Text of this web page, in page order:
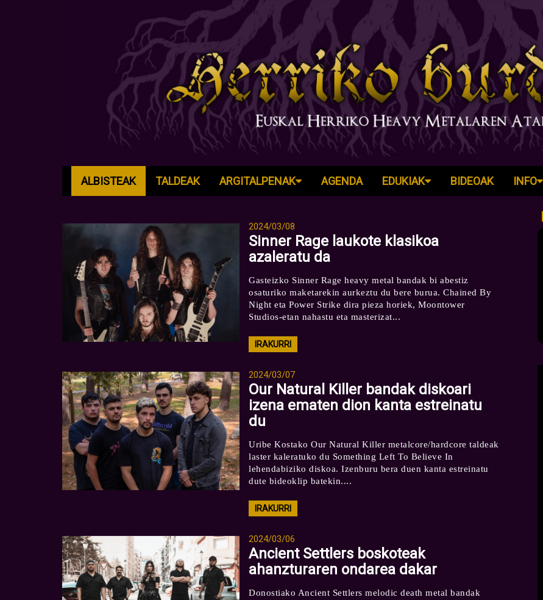
ALBISTEAK TALDEAK ARGITALPENAK AGENDA EDUKIAK BIDEOAK INFO
2024/03/08
Sinner Rage laukote klasikoa
azaleratu da
Gasteizko Sinner Rage heavy metal bandak bi abestiz
osaturiko maketarekin aurkeztu du bere burua. Chained By
Night eta Power Strike dira pieza horiek, Moontower
Studios-etan nahastu eta masterizat...
IRAKURRI
2024/03/07
Our Natural Killer bandak diskoari
izena ematen dion kanta estreinatu
du
Uribe Kostako Our Natural Killer metalcore/hardcore taldeak
laster kaleratuko du Something Left To Believe In
lehendabiziko diskoa. Izenburu bera duen kanta estreinatu
dute bideoklip batekin....
IRAKURRI
2024/03/06
Ancient Settlers boskoteak
ahanzturaren ondarea dakar
Donostiako Ancient Settlers melodic death metal bandak